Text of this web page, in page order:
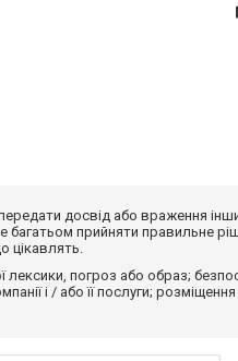
досвід або враження
прийняти правильне
цікавлять.
лексики, погроз або образ;
і / або її послуги;